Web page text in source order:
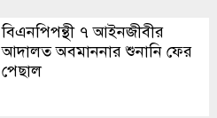
বিএনপিপন্থী ৭ আইনজীবীর
আদালত অবমাননার শুনানি ফের
পেছাল